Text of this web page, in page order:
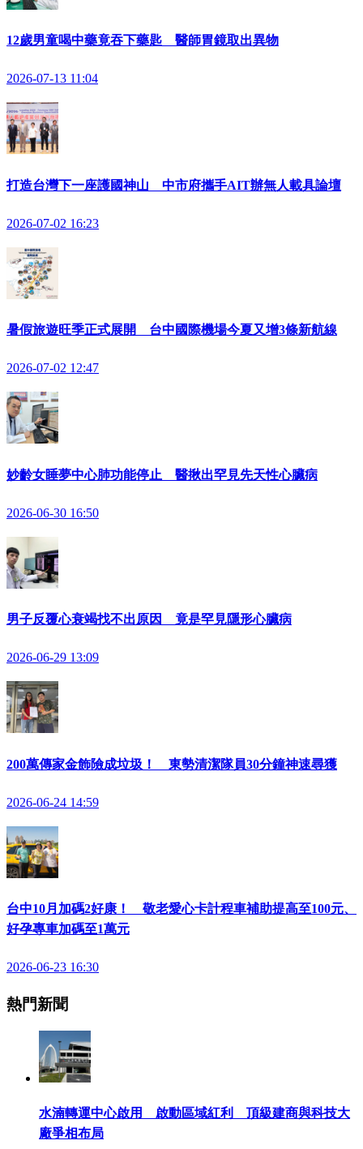
12歲男童喝中藥竟吞下藥匙 醫師胃鏡取出異物
2026-07-13 11:04
打造台灣下一座護國神山 中市府攜手AIT辦無人載具論壇
2026-07-02 16:23
暑假旅遊旺季正式展開 台中國際機場今夏又增3條新航線
2026-07-02 12:47
妙齡女睡夢中心肺功能停止 醫揪出罕見先天性心臟病
2026-06-30 16:50
男子反覆心衰竭找不出原因 竟是罕見隱形心臟病
2026-06-29 13:09
200萬傳家金飾險成垃圾！ 東勢清潔隊員30分鐘神速尋獲
2026-06-24 14:59
台中10月加碼2好康！ 敬老愛心卡計程車補助提高至100元、
好孕專車加碼至1萬元
2026-06-23 16:30
熱門新聞
水湳轉運中心啟用 啟動區域紅利 頂級建商與科技大
廠爭相布局